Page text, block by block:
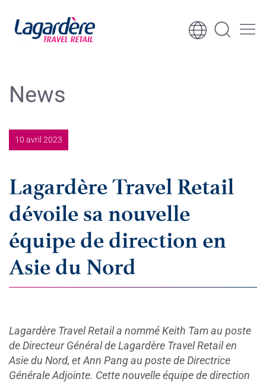
Aller au contenu
News
10 avril 2023
Lagardère Travel Retail
dévoile sa nouvelle
équipe de direction en
Asie du Nord
Lagardère Travel Retail a nommé Keith Tam au poste
de Directeur Général de Lagardère Travel Retail en
Asie du Nord, et Ann Pang au poste de Directrice
Générale Adjointe. Cette nouvelle équipe de direction